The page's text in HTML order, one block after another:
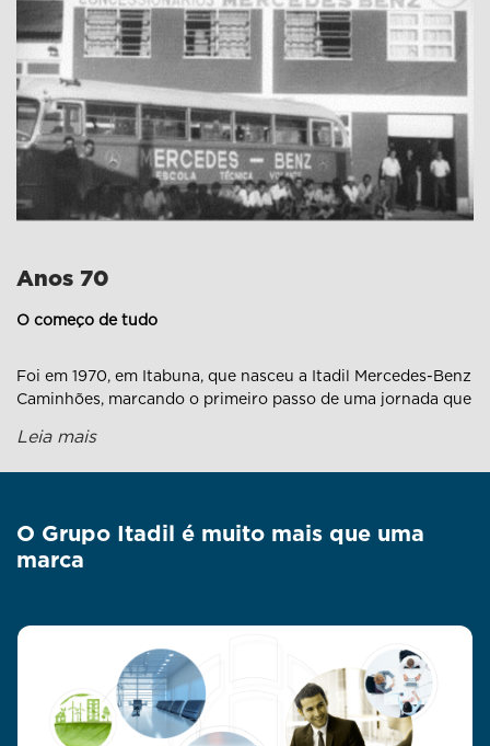
Anos 70
O começo de tudo
Foi em 1970, em Itabuna, que nasceu a Itadil Mercedes-Benz
Caminhões, marcando o primeiro passo de uma jornada que
estrela também brilhou em Teixeira de Freitas, com a
Leia mais
O Grupo Itadil é muito mais que uma
marca